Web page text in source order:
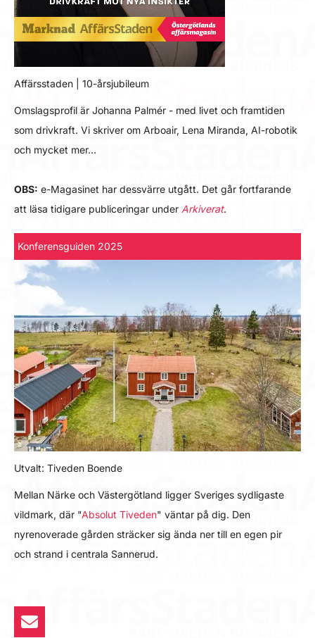
Affärsstaden | 10-årsjubileum
Omslagsprofil är Johanna Palmér - med livet och framtiden
som drivkraft. Vi skriver om Arboair, Lena Miranda, AI-robotik
och mycket mer…
OBS: e-Magasinet har dessvärre utgått. Det går fortfarande
att läsa tidigare publiceringar under Arkiverat.
Konferensguiden 2025
Utvalt: Tiveden Boende
Mellan Närke och Västergötland ligger Sveriges sydligaste
vildmark, där "Absolut Tiveden" väntar på dig. Den
nyrenoverade gården sträcker sig ända ner till en egen pir
och strand i centrala Sannerud.